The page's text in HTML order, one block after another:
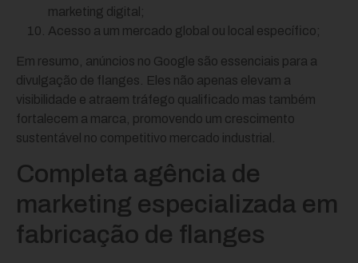
marketing digital;
Acesso a um mercado global ou local específico;
Em resumo, anúncios no Google são essenciais para a
divulgação de flanges. Eles não apenas elevam a
visibilidade e atraem tráfego qualificado mas também
fortalecem a marca, promovendo um crescimento
sustentável no competitivo mercado industrial.
Completa agência de
marketing especializada em
fabricação de flanges